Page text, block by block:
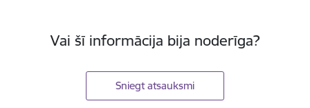
Vai šī informācija bija noderīga?
Sniegt atsauksmi